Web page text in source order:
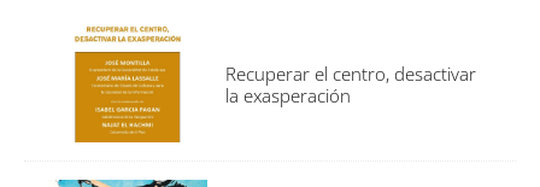
Recuperar el centro, desactivar
la exasperación